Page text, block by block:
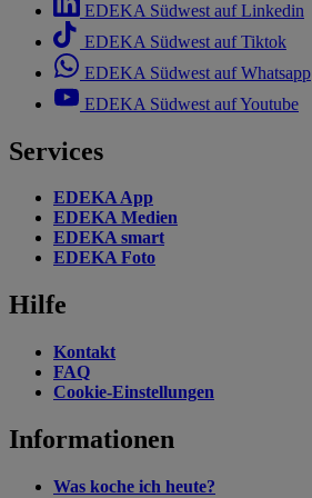
EDEKA Südwest auf Linkedin
EDEKA Südwest auf Tiktok
EDEKA Südwest auf Whatsapp
EDEKA Südwest auf Youtube
Services
EDEKA App
EDEKA Medien
EDEKA smart
EDEKA Foto
Hilfe
Kontakt
FAQ
Cookie-Einstellungen
Informationen
Was koche ich heute?